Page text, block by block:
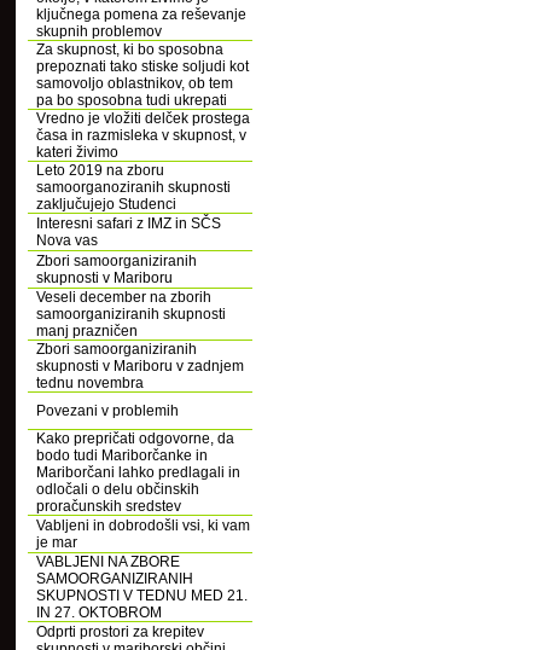
ključnega pomena za reševanje
skupnih problemov
Za skupnost, ki bo sposobna
prepoznati tako stiske soljudi kot
samovoljo oblastnikov, ob tem
pa bo sposobna tudi ukrepati
Vredno je vložiti delček prostega
časa in razmisleka v skupnost, v
kateri živimo
Leto 2019 na zboru
samoorganoziranih skupnosti
zaključujejo Studenci
Interesni safari z IMZ in SČS
Nova vas
Zbori samoorganiziranih
skupnosti v Mariboru
Veseli december na zborih
samoorganiziranih skupnosti
manj prazničen
Zbori samoorganiziranih
skupnosti v Mariboru v zadnjem
tednu novembra
Povezani v problemih
Kako prepričati odgovorne, da
bodo tudi Mariborčanke in
Mariborčani lahko predlagali in
odločali o delu občinskih
proračunskih sredstev
Vabljeni in dobrodošli vsi, ki vam
je mar
VABLJENI NA ZBORE
SAMOORGANIZIRANIH
SKUPNOSTI V TEDNU MED 21.
IN 27. OKTOBROM
Odprti prostori za krepitev